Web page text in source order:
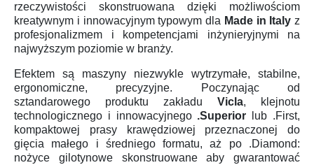
rzeczywistości skonstruowana dzięki możliwościom
kreatywnym i innowacyjnym typowym dla Made in Italy z
profesjonalizmem i kompetencjami inżynieryjnymi na
najwyższym poziomie w branży.
Efektem są maszyny niezwykle wytrzymałe, stabilne,
ergonomiczne, precyzyjne. Poczynając od
sztandarowego produktu zakładu Vicla, klejnotu
technologicznego i innowacyjnego .Superior lub .First,
kompaktowej prasy krawędziowej przeznaczonej do
gięcia małego i średniego formatu, aż po .Diamond:
nożyce gilotynowe skonstruowane aby gwarantować